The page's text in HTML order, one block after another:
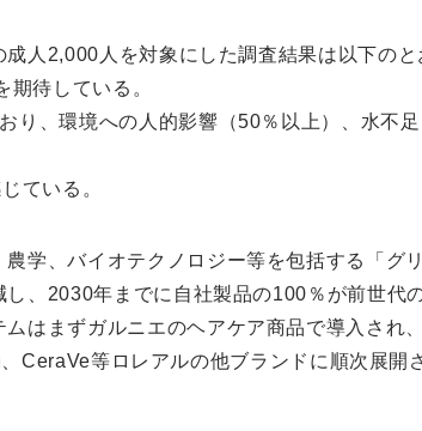
人2,000人を対象にした調査結果は以下のと
待している。
り、環境への人的影響（50％以上）、水不足
ている。
学、バイオテクノロジー等を包括する「グ
、2030年までに自社製品の100％が前世代
はまずガルニエのヘアケア商品で導入され
CeraVe等ロレアルの他ブランドに順次展開